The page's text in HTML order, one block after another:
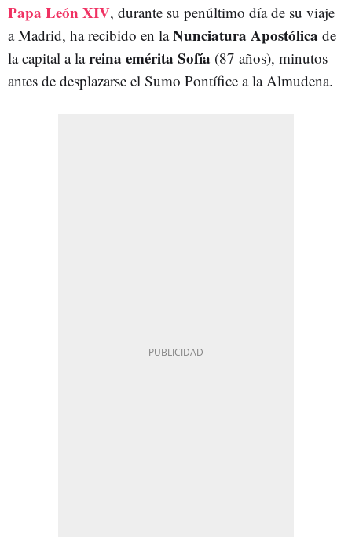
Papa León XIV, durante su penúltimo día de su viaje
a Madrid, ha recibido en laNunciatura Apostólica de
la capital a lareina emérita Sofía (87 años), minutos
antes de desplazarse el Sumo Pontífice a la Almudena.